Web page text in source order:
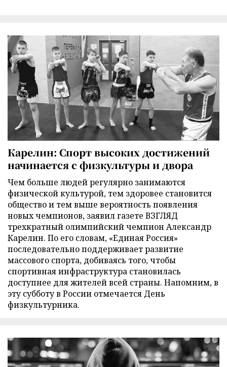
Карелин: Спорт высоких достижений
начинается с физкультуры и двора
Чем больше людей регулярно занимаются
физической культурой, тем здоровее становится
общество и тем выше вероятность появления
новых чемпионов, заявил газете ВЗГЛЯД
трехкратный олимпийский чемпион Александр
Карелин. По его словам, «Единая Россия»
последовательно поддерживает развитие
массового спорта, добиваясь того, чтобы
спортивная инфраструктура становилась
доступнее для жителей всей страны. Напомним, в
эту субботу в России отмечается День
физкультурника.